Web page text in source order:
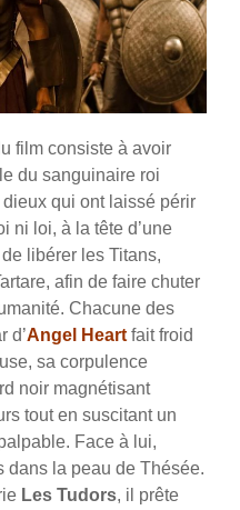
film consiste à avoir
du sanguinaire roi
qui ont laissé périr
ni loi, à la tête d’une
libérer les Titans,
afin de faire chuter
Chacune des
d’Angel Heart fait froid
sa corpulence
noir magnétisant
tout en suscitant un
Face à lui,
dans la peau de Thésée.
Les Tudors, il prête